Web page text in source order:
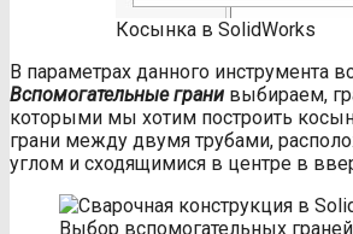
Косынка в SolidWorks
В параметрах данного инструмента
Вспомогательные грани выбираем,
которыми мы хотим построить
грани между двумя трубами,
углом и сходящимися в центре в
Выбор вспомогательных